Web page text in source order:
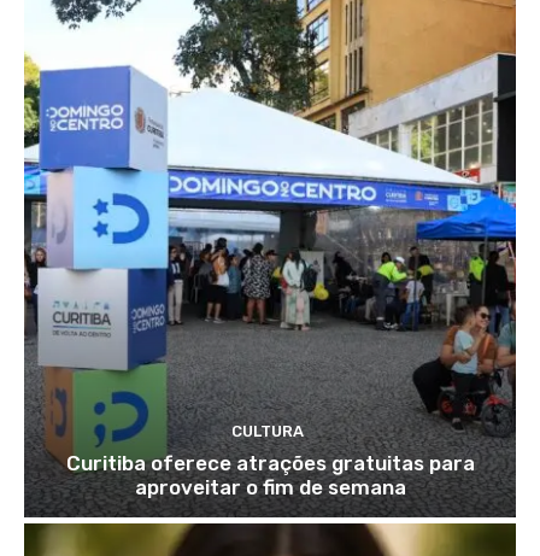
CULTURA
Curitiba oferece atrações gratuitas para
aproveitar o fim de semana